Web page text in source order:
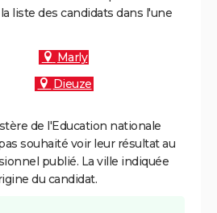
liste des candidats dans l'une
Marly
Dieuze
de l'Education nationale
souhaité voir leur résultat au
publié. La ville indiquée
du candidat.